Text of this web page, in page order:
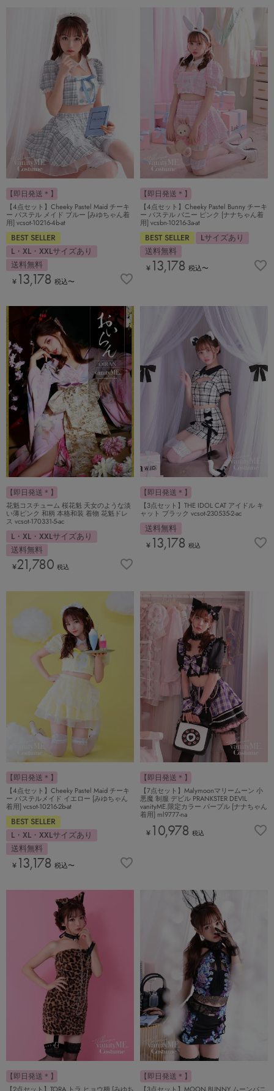
【即日発送＊】
【4点セット】Cheeky Pastel Maid チーキ
ー パステル メイド ブルー [みゆちゃん着
用] vcsot-10216-4b-at
BEST SELLER
L・XL・XXLサイズあり
送料無料
¥ 13,178 税込〜
【即日発送＊】
【4点セット】Cheeky Pastel Bunny チーキ
ー パステル バニー ピンク [ナナちゃん着
用] vcsbn-10216-3a-at
BEST SELLER
Lサイズあり
送料無料
¥ 13,178 税込〜
【即日発送＊】
花魁コスチューム 桜花魁 天女のような淡
い薄ピンク 和柄 本格和装 着物 花魁ドレ
ス vcsot-170331-5-ac
L・XL・XXLサイズあり
送料無料
¥21,780 税込
【即日発送＊】
【3点セット】THE IDOL CAT アイドル キ
ャット ブラック vcsot-230535-2-ac
送料無料
¥ 13,178 税込
【即日発送＊】
【4点セット】Cheeky Pastel Maid チーキ
ー パステルメイド イエロー [みゆちゃん
着用] vcsot-10216-2b-at
BEST SELLER
L・XL・XXLサイズあり
送料無料
¥ 13,178 税込〜
【即日発送＊】
【7点セット】Malymoonマリームーン 小
悪魔 制服 デビル PRANKSTER DEVIL
vanityME.限定カラー パープル [ナナちゃん
着用] ml9777-na
¥ 10,978 税込
【即日発送＊】
【2点セット】TORA トラ ヒョウ柄 [みゆち
【即日発送＊】
【3点セット】MOON BUNNY ムーンバニ